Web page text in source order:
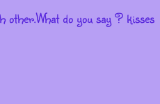
other.What do you say ? kisses